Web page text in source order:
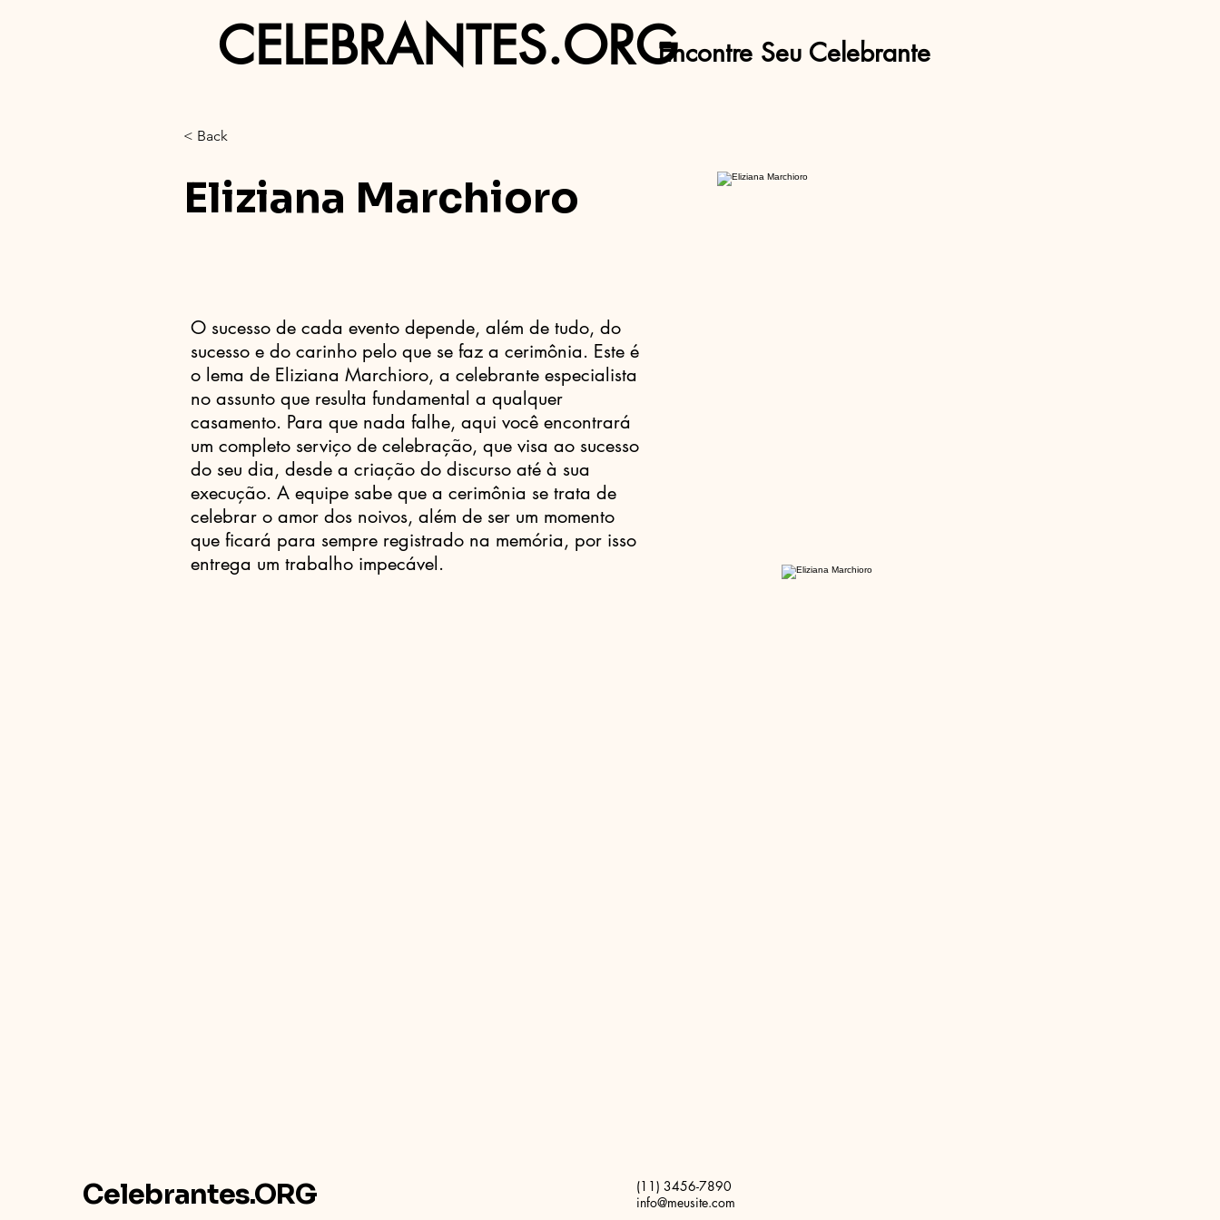
CELEBRANTES.ORGEncontre Seu Celebrante
< Back
Eliziana Marchioro
O sucesso de cada evento depende, além de tudo, do
sucesso e do carinho pelo que se faz a cerimônia. Este é
o lema de Eliziana Marchioro, a celebrante especialista
no assunto que resulta fundamental a qualquer
casamento. Para que nada falhe, aqui você encontrará
um completo serviço de celebração, que visa ao sucesso
do seu dia, desde a criação do discurso até à sua
execução. A equipe sabe que a cerimônia se trata de
celebrar o amor dos noivos, além de ser um momento
que ficará para sempre registrado na memória, por isso
entrega um trabalho impecável.
Celebrantes.ORG
(11) 3456-7890
info@meusite.com